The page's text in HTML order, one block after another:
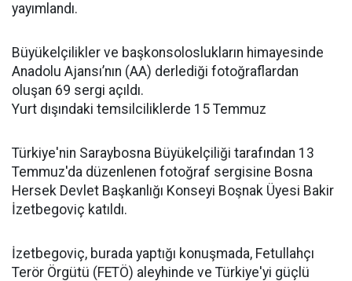
yayımlandı.
Büyükelçilikler ve başkonsoloslukların himayesinde
Anadolu Ajansı’nın (AA) derlediği fotoğraflardan
oluşan 69 sergi açıldı.
Yurt dışındaki temsilciliklerde 15 Temmuz
Türkiye'nin Saraybosna Büyükelçiliği tarafından 13
Temmuz'da düzenlenen fotoğraf sergisine Bosna
Hersek Devlet Başkanlığı Konseyi Boşnak Üyesi Bakir
İzetbegoviç katıldı.
İzetbegoviç, burada yaptığı konuşmada, Fetullahçı
Terör Örgütü (FETÖ) aleyhinde ve Türkiye'yi güçlü